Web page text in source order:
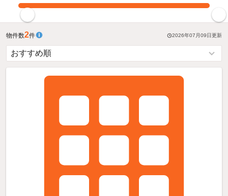
物件数2件 2026年07月09日更新